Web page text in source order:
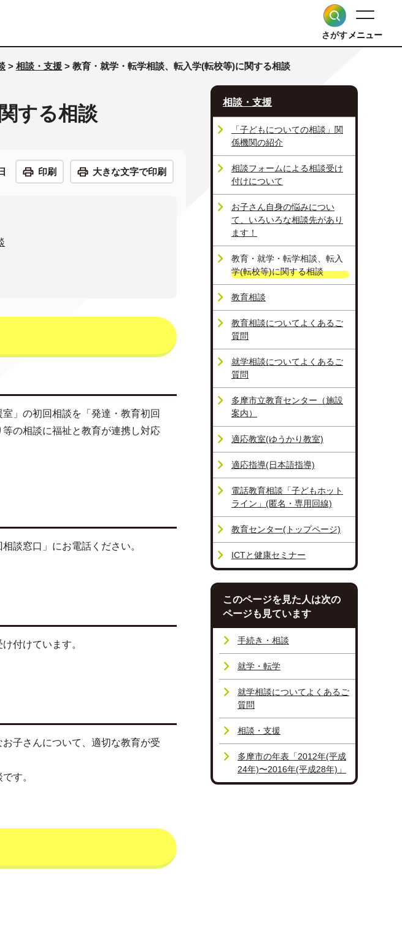
さがすメニュー
> 相談・支援 > 教育・就学・転学相談、転入学(転校等)に関する相談
する相談
印刷 大きな文字で印刷
」の初回相談を「発達・教育初回
の相談に福祉と教育が連携し対応
談窓口」にお電話ください。
付けています。
子さんについて、適切な教育が受
す。
相談・支援
「子どもについての相談」関
係機関の紹介
相談フォームによる相談受け
付けについて
お子さん自身の悩みについ
て、いろいろな相談先があり
ます！
教育・就学・転学相談、転入
学(転校等)に関する相談
教育相談
教育相談についてよくあるご
質問
就学相談についてよくあるご
質問
多摩市立教育センター（施設
案内）
適応教室(ゆうかり教室)
適応指導(日本語指導)
電話教育相談「子どもホット
ライン」(匿名・専用回線)
教育センター(トップページ)
ICTと健康セミナー
このページを見た人は次の
ページも見ています
手続き・相談
就学・転学
就学相談についてよくあるご
質問
相談・支援
多摩市の年表「2012年(平成
24年)〜2016年(平成28年)」